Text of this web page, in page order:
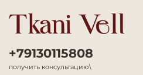
+79130115808
получить консультацию\